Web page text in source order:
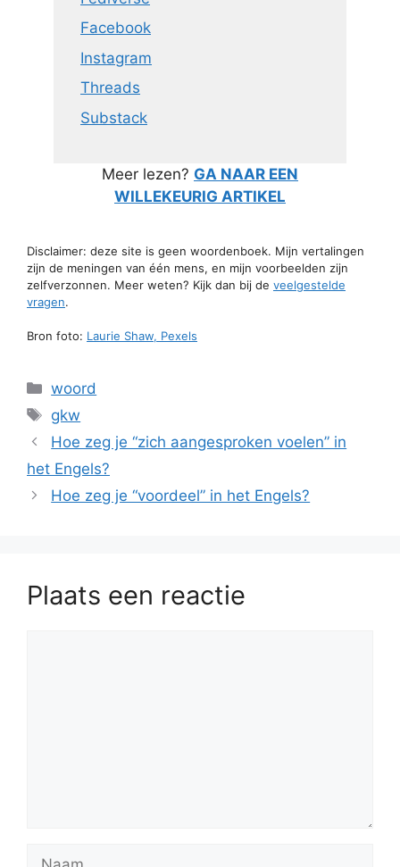
Facebook
Instagram
Threads
Substack
Meer lezen? GA NAAR EEN
WILLEKEURIG ARTIKEL
Disclaimer: deze site is geen woordenboek. Mijn vertalingen
zijn de meningen van één mens, en mijn voorbeelden zijn
zelfverzonnen. Meer weten? Kijk dan bij de veelgestelde
vragen.
Bron foto: Laurie Shaw, Pexels
Categorieën
woord
Tags
gkw
Hoe zeg je “zich aangesproken voelen” in
het Engels?
Hoe zeg je “voordeel” in het Engels?
Plaats een reactie
Naam